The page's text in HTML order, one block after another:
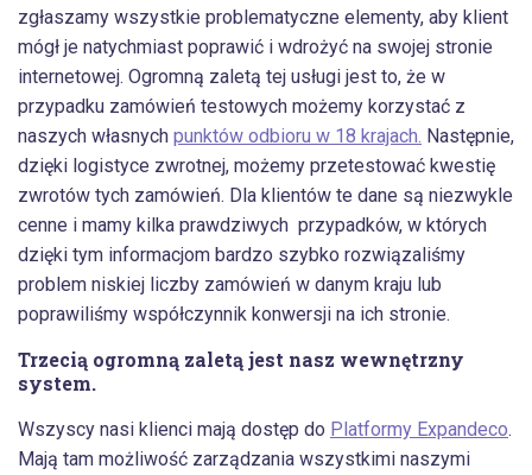
zgłaszamy wszystkie problematyczne elementy, aby klient
mógł je natychmiast poprawić i wdrożyć na swojej stronie
internetowej. Ogromną zaletą tej usługi jest to, że w
przypadku zamówień testowych możemy korzystać z
naszych własnych punktów odbioru w 18 krajach. Następnie,
dzięki logistyce zwrotnej, możemy przetestować kwestię
zwrotów tych zamówień. Dla klientów te dane są niezwykle
cenne i mamy kilka prawdziwych przypadków, w których
dzięki tym informacjom bardzo szybko rozwiązaliśmy
problem niskiej liczby zamówień w danym kraju lub
poprawiliśmy współczynnik konwersji na ich stronie.
Trzecią ogromną zaletą jest nasz wewnętrzny
system.
Wszyscy nasi klienci mają dostęp do Platformy Expandeco.
Mają tam możliwość zarządzania wszystkimi naszymi